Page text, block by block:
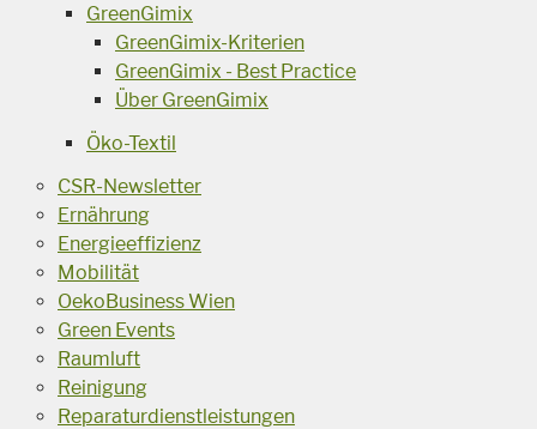
GreenGimix
GreenGimix-Kriterien
GreenGimix - Best Practice
Über GreenGimix
Öko-Textil
CSR-Newsletter
Ernährung
Energieeffizienz
Mobilität
OekoBusiness Wien
Green Events
Raumluft
Reinigung
Reparaturdienstleistungen